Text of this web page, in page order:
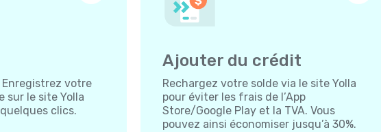
votre
sur le site Yolla
clics.
Ajouter du crédit
Rechargez votre solde via le site Yolla
pour éviter les frais de l’App
Store/Google Play et la TVA. Vous
pouvez ainsi économiser jusqu’à 30%.